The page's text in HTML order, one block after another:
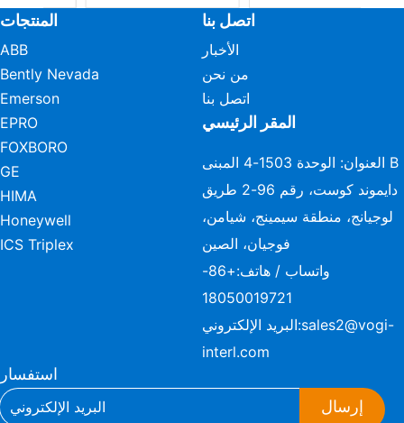
المنتجات
ABB
Bently Nevada
Emerson
EPRO
FOXBORO
GE
HIMA
Honeywell
ICS Triplex
اتصل بنا
الأخبار
من نحن
اتصل بنا
المقر الرئيسي
العنوان: الوحدة 1503-4 المبنى B
دايموند كوست، رقم 96-2 طريق
لوجيانج، منطقة سيمينج، شيامن،
فوجيان، الصين
واتساب / هاتف:
+86-
18050019721
البريد الإلكتروني:sales2@vogi-
interl.com
استفسار
إرسال